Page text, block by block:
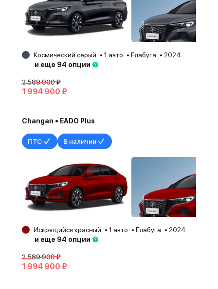
Космический серый 1 авто Елабуга
2024
и еще 94 опции
2 589 900 ₽
1 994 900 ₽
Changan • EADO Plus
ПТС В наличии
Искрящийся красный 1 авто Елабуга
2024
и еще 94 опции
2 589 900 ₽
1 994 900 ₽